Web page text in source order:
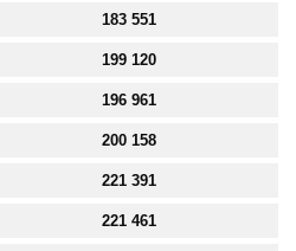
183 551
199 120
196 961
200 158
221 391
221 461